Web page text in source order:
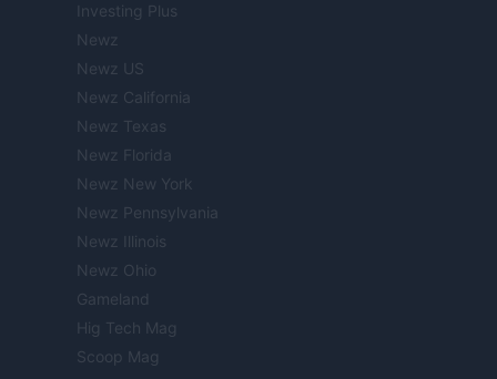
Investing Plus
Newz
Newz US
Newz California
Newz Texas
Newz Florida
Newz New York
Newz Pennsylvania
Newz Illinois
Newz Ohio
Gameland
Hig Tech Mag
Scoop Mag